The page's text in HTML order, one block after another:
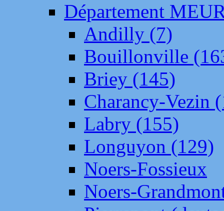
Département
Andilly (7)
Bouillonville
Briey (145)
Charancy-Vezin
Labry (155)
Longuyon (129)
Noers-Fossieux
Noers-